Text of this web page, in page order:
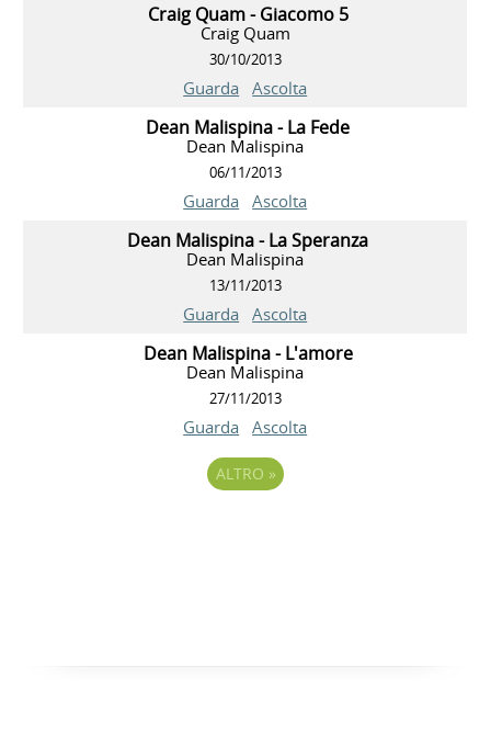
Craig Quam - Giacomo 5
Craig Quam
30/10/2013
Guarda Ascolta
Dean Malispina - La Fede
Dean Malispina
06/11/2013
Guarda Ascolta
Dean Malispina - La Speranza
Dean Malispina
13/11/2013
Guarda Ascolta
Dean Malispina - L'amore
Dean Malispina
27/11/2013
Guarda Ascolta
ALTRO »